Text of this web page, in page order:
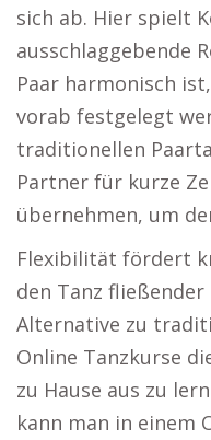
sich ab. Hier spielt
ausschlaggebende
Paar harmonisch
vorab festgelegt
traditionellen
Partner für kurze
übernehmen, um
Flexibilität fördert
den Tanz
Alternative zu
Online Tanzkurse
zu Hause aus zu
kann man in einem